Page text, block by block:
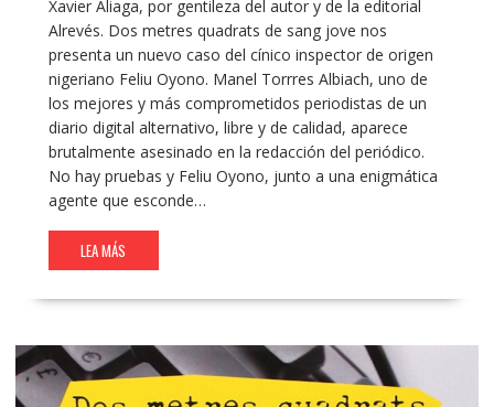
Xavier Aliaga, por gentileza del autor y de la editorial
Alrevés. Dos metres quadrats de sang jove nos
presenta un nuevo caso del cínico inspector de origen
nigeriano Feliu Oyono. Manel Torrres Albiach, uno de
los mejores y más comprometidos periodistas de un
diario digital alternativo, libre y de calidad, aparece
brutalmente asesinado en la redacción del periódico.
No hay pruebas y Feliu Oyono, junto a una enigmática
agente que esconde…
LEA MÁS